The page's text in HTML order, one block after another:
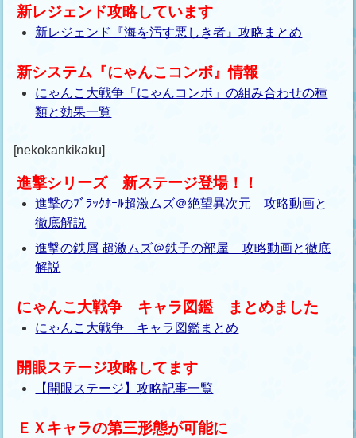
新レジェンド攻略しています
新レジェンド『海を汚す悪しき者』攻略まとめ
新システム『にゃんこコンボ』情報
にゃんこ大戦争「にゃんコンボ」の組み合わせの種
類と効果一覧
[nekokankikaku]
進撃シリーズ 新ステージ登場！！
進撃のﾌﾞﾗｯｸﾎｰﾙ超激ムズ＠絶望異次元 攻略動画と
徹底解説
進撃の鉄屑 超激ムズ＠鉄子の部屋 攻略動画と徹底
解説
にゃんこ大戦争 キャラ図鑑 まとめました
にゃんこ大戦争 キャラ図鑑まとめ
開眼ステージ攻略してます
【開眼ステージ】攻略記事一覧
ＥＸキャラの第三形態が可能に